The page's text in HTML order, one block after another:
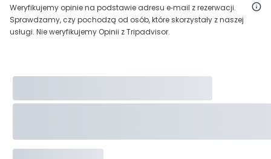
Weryfikujemy opinie na podstawie adresu e‑mail z rezerwacji.
Sprawdzamy, czy pochodzą od osób, które skorzystały z naszej
usługi. Nie weryfikujemy Opinii z Tripadvisor.